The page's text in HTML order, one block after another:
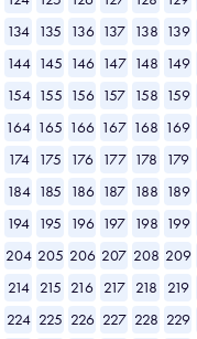
134 135 136 137 138 139
144 145 146 147 148 149
154 155 156 157 158 159
164 165 166 167 168 169
174 175 176 177 178 179
184 185 186 187 188 189
194 195 196 197 198 199
204 205 206 207 208 209
214 215 216 217 218 219
224 225 226 227 228 229